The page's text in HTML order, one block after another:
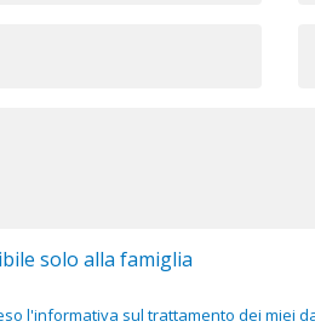
solo alla famiglia
l'informativa sul trattamento dei miei